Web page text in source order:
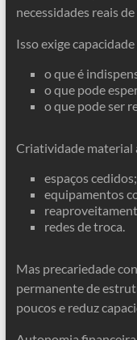
necessidades reais
Isso exige
o que é
o que pode
o que pode ser
Criatividade material
espaços cedidos;
equipamentos
redes de troca.
Mas precariedade
permanente de
poucos e reduz